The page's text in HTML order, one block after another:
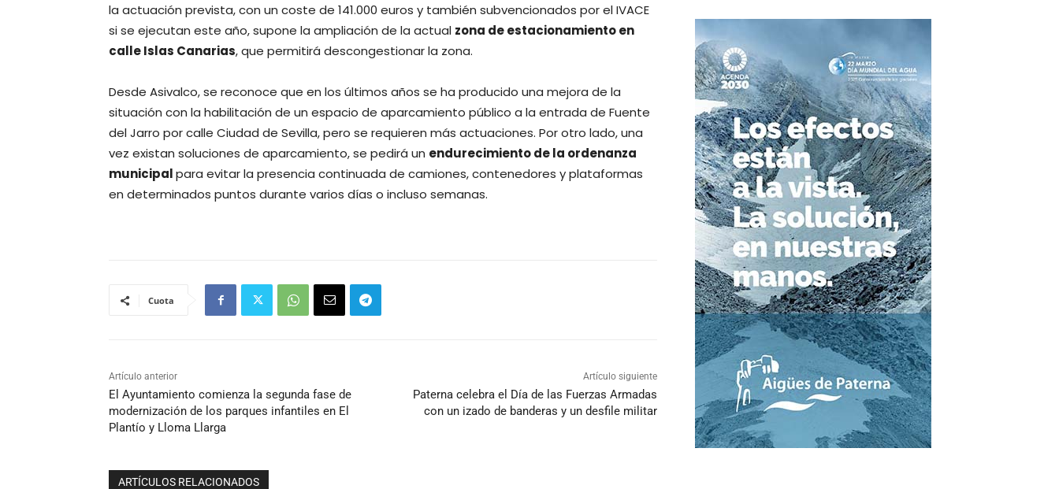
la actuación prevista, con un coste de 141.000 euros y también subvencionados por el IVACE
si se ejecutan este año, supone la ampliación de la actual zona de estacionamiento en
calle Islas Canarias, que permitirá descongestionar la zona.
Desde Asivalco, se reconoce que en los últimos años se ha producido una mejora de la
situación con la habilitación de un espacio de aparcamiento público a la entrada de Fuente
del Jarro por calle Ciudad de Sevilla, pero se requieren más actuaciones. Por otro lado, una
vez existan soluciones de aparcamiento, se pedirá un endurecimiento de la ordenanza
municipalpara evitar la presencia continuada de camiones, contenedores y plataformas
en determinados puntos durante varios días o incluso semanas.
Cuota
Artículo anterior
El Ayuntamiento comienza la segunda fase de
modernización de los parques infantiles en El
Plantío y Lloma Llarga
Artículo siguiente
Paterna celebra el Día de las Fuerzas Armadas
con un izado de banderas y un desfile militar
ARTÍCULOS RELACIONADOS